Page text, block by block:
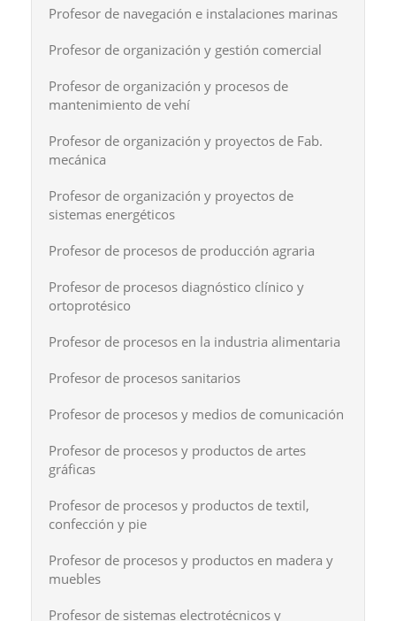
Profesor de navegación e instalaciones marinas
Profesor de organización y gestión comercial
Profesor de organización y procesos de
mantenimiento de vehí
Profesor de organización y proyectos de Fab.
mecánica
Profesor de organización y proyectos de
sistemas energéticos
Profesor de procesos de producción agraria
Profesor de procesos diagnóstico clínico y
ortoprotésico
Profesor de procesos en la industria alimentaria
Profesor de procesos sanitarios
Profesor de procesos y medios de comunicación
Profesor de procesos y productos de artes
gráficas
Profesor de procesos y productos de textil,
confección y pie
Profesor de procesos y productos en madera y
muebles
Profesor de sistemas electrotécnicos y